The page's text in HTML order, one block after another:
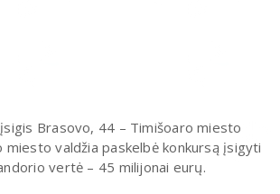
Brasovo, 44 – Timišoaro miesto
miesto valdžia paskelbė konkursą įsigyti
vertė – 45 milijonai eurų.